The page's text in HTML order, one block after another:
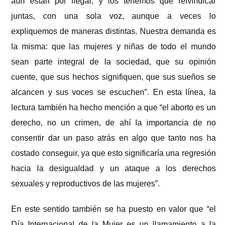
juntas, con una sola voz, aunque a veces lo
expliquemos de maneras distintas. Nuestra demanda es
la misma: que las mujeres y niñas de todo el mundo
sean parte integral de la sociedad, que su opinión
cuente, que sus hechos signifiquen, que sus sueños se
alcancen y sus voces se escuchen”. En esta línea, la
lectura también ha hecho mención a que “el aborto es un
derecho, no un crimen, de ahí la importancia de no
consentir dar un paso atrás en algo que tanto nos ha
costado conseguir, ya que esto significaría una regresión
hacia la desigualdad y un ataque a los derechos
sexuales y reproductivos de las mujeres”.
En este sentido también se ha puesto en valor que “el